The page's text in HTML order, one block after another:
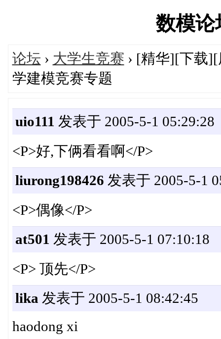
数模论
论坛 › 大学生竞赛 › [精华][下载
学建模竞赛专题
uio111 发表于 2005-5-1 05:29:28
<P>好,下俩看看啊</P>
liurong198426 发表于 2005-5-1
<P>偶像</P>
at501 发表于 2005-5-1 07:10:18
<P> 顶先</P>
lika 发表于 2005-5-1 08:42:45
haodong xi